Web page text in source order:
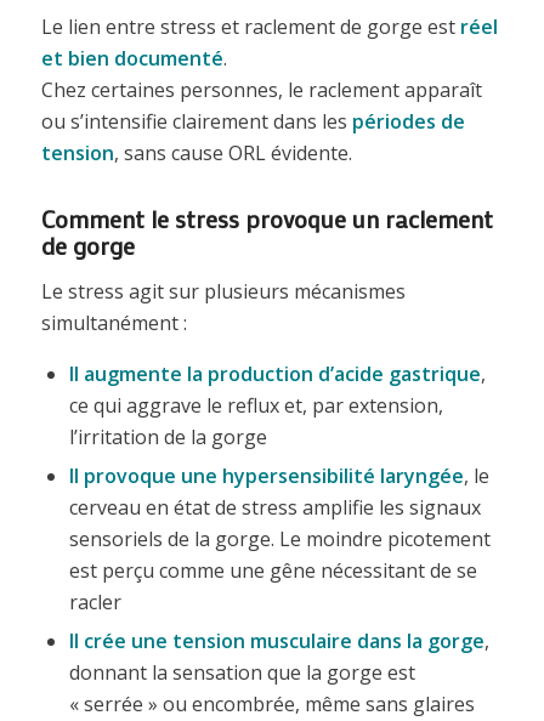
Le lien entre stress et raclement de gorge est réel
et bien documenté.
Chez certaines personnes, le raclement apparaît
ou s’intensifie clairement dans les périodes de
tension, sans cause ORL évidente.
Comment le stress provoque un raclement
de gorge
Le stress agit sur plusieurs mécanismes
simultanément :
Il augmente la production d’acide gastrique,
ce qui aggrave le reflux et, par extension,
l’irritation de la gorge
Il provoque une hypersensibilité laryngée, le
cerveau en état de stress amplifie les signaux
sensoriels de la gorge. Le moindre picotement
est perçu comme une gêne nécessitant de se
racler
Il crée une tension musculaire dans la gorge,
donnant la sensation que la gorge est
« serrée » ou encombrée, même sans glaires